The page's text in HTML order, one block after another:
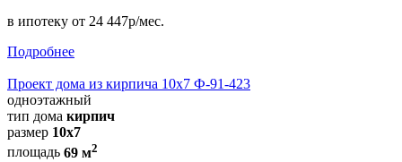
в ипотеку от 24 447р/мес.
Подробнее
Проект дома из кирпича 10х7 Ф-91-423
одноэтажный
тип дома кирпич
размер 10х7
площадь 69 м2